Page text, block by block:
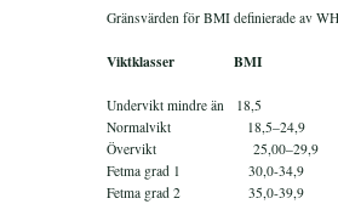
Gränsvärden för BMI definierade av
Viktklasser BMI
Undervikt mindre än 18,5
Normalvikt 18,5–24,9
Övervikt 25,00–29,9
Fetma grad 1 30,0-34,9
Fetma grad 2 35,0-39,9